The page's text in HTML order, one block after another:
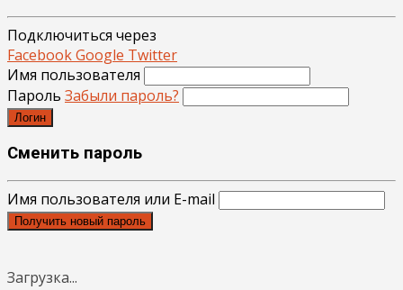
Подключиться через
FacebookGoogle Twitter
Имя пользователя
Пароль Забыли пароль?
Логин
Сменить пароль
Имя пользователя или E-mail
Получить новый пароль
Загрузка...